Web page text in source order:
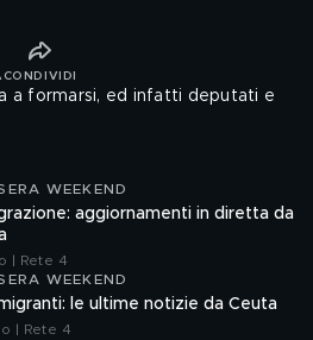
CONDIVIDI
a formarsi, ed infatti deputati e
WEEKEND
aggiornamenti in diretta da
| Rete 4
WEEKEND
le ultime notizie da Ceuta
| Rete 4